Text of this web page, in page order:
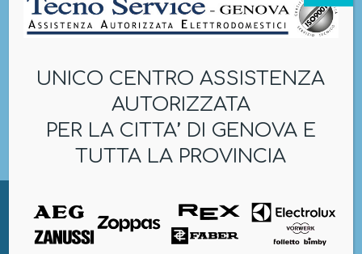
TECNO SERVICE S.N.C.
UNICO CENTRO ASSISTENZA
AUTORIZZATA
PER LA CITTA’ DI GENOVA E
TUTTA LA PROVINCIA